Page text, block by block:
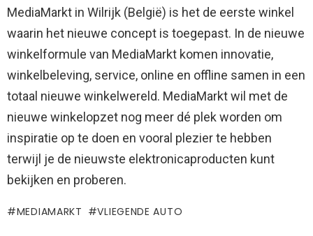
MediaMarkt in Wilrijk (België) is het de eerste winkel
waarin het nieuwe concept is toegepast. In de nieuwe
winkelformule van MediaMarkt komen innovatie,
winkelbeleving, service, online en offline samen in een
totaal nieuwe winkelwereld. MediaMarkt wil met de
nieuwe winkelopzet nog meer dé plek worden om
inspiratie op te doen en vooral plezier te hebben
terwijl je de nieuwste elektronicaproducten kunt
bekijken en proberen.
MEDIAMARKT VLIEGENDE AUTO